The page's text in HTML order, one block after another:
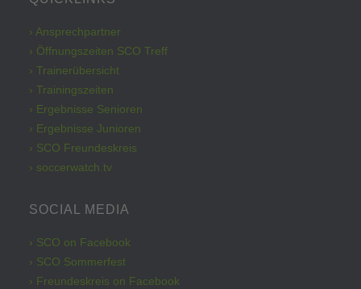
› Ansprechpartner
› Öffnungszeiten SCO Treff
› Trainerübersicht
› Trainingszeiten
› Ergebnisse Senioren
› Ergebnisse Junioren
› SCO Freundeskreis
› soccerwatch.tv
SOCIAL MEDIA
› SCO on Facebook
› SCO Sommerfest
› Freundeskreis on Facebook